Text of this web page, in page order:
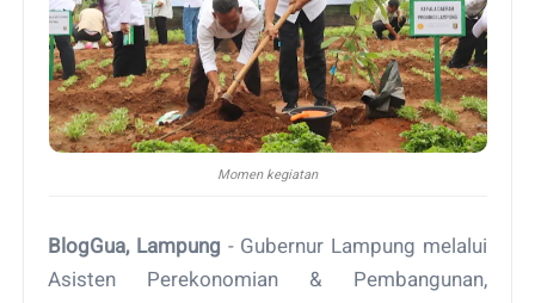
Momen kegiatan
BlogGua, Lampung - Gubernur Lampung melalui
Asisten Perekonomian & Pembangunan,